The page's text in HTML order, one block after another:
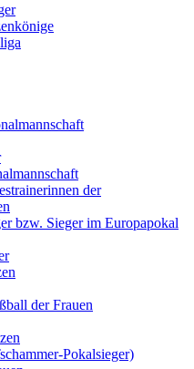
der
bzw. Sieger im Europapokal
der Frauen
Pokalsieger)